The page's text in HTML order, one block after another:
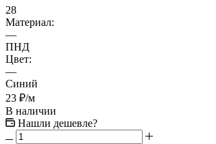
28
Материал:
—
ПНД
Цвет:
—
Синий
23 ₽/м
В наличии
Нашли дешевле?